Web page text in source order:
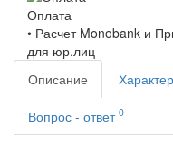
Оплата
• Расчет Monobank и
для юр.лиц
Описание
Вопрос - ответ 0